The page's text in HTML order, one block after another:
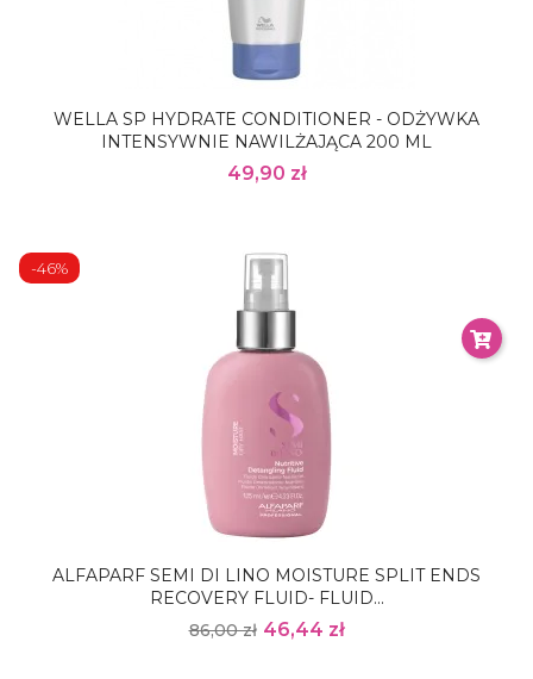
WELLA SP HYDRATE CONDITIONER - ODŻYWKA
INTENSYWNIE NAWILŻAJĄCA 200 ML
49,90 zł
ALFAPARF SEMI DI LINO MOISTURE SPLIT ENDS
RECOVERY FLUID- FLUID...
86,00 zł 46,44 zł
-46%